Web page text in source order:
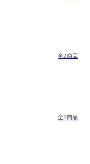
全2商品
全2商品